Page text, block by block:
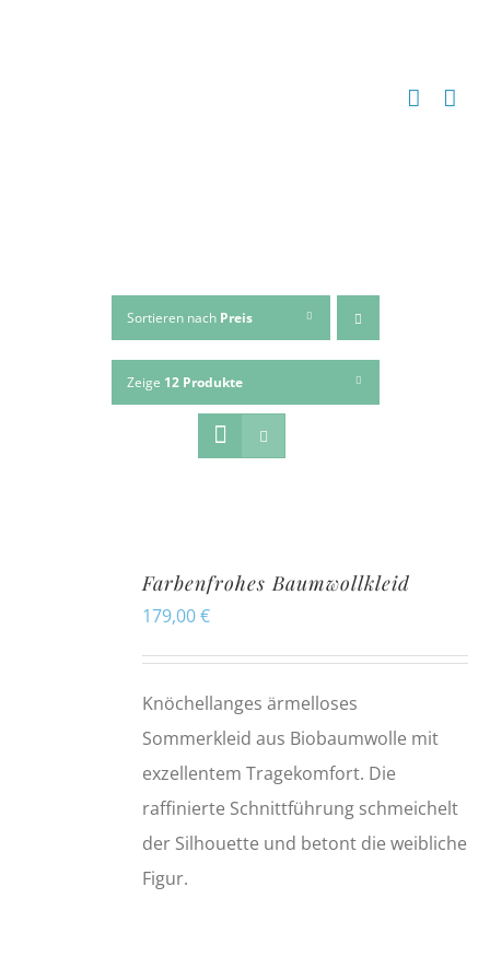
Sortieren nach Preis
Zeige 12 Produkte
Farbenfrohes Baumwollkleid
179,00€
Knöchellanges ärmelloses
Sommerkleid aus Biobaumwolle mit
exzellentem Tragekomfort. Die
raffinierte Schnittführung schmeichelt
der Silhouette und betont die weibliche
Figur.